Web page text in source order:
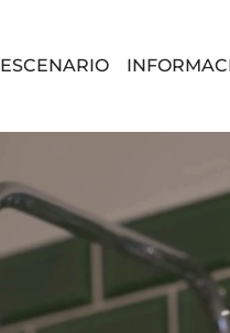
ESCENARIO